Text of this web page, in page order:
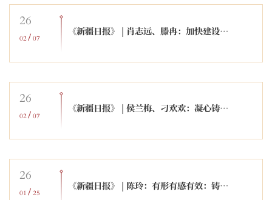
26
02/ 07
《新疆日报》 | 肖志远、滕冉：加快建设互嵌式社区环境
26
02/ 07
《新疆日报》 | 侯兰梅、刁欢欢：凝心铸魂推进中国式现代化新疆实践
26
01 / 25
《新疆日报》 | 陈玲：有形有感有效：铸牢中华民族共同体意识的方法论